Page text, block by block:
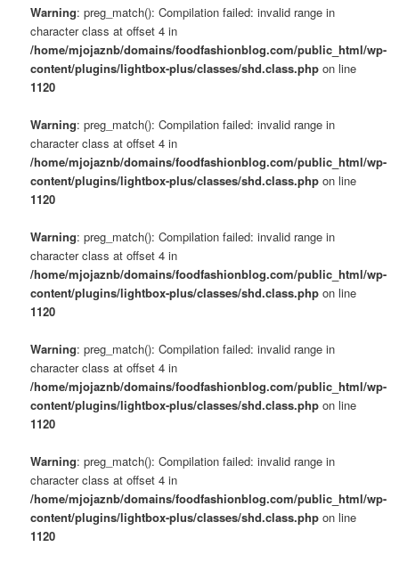
Warning: preg_match(): Compilation failed: invalid range in
character class at offset 4 in
/home/mjojaznb/domains/foodfashionblog.com/public_html/wp-
content/plugins/lightbox-plus/classes/shd.class.php on line
1120
Warning: preg_match(): Compilation failed: invalid range in
character class at offset 4 in
/home/mjojaznb/domains/foodfashionblog.com/public_html/wp-
content/plugins/lightbox-plus/classes/shd.class.php on line
1120
Warning: preg_match(): Compilation failed: invalid range in
character class at offset 4 in
/home/mjojaznb/domains/foodfashionblog.com/public_html/wp-
content/plugins/lightbox-plus/classes/shd.class.php on line
1120
Warning: preg_match(): Compilation failed: invalid range in
character class at offset 4 in
/home/mjojaznb/domains/foodfashionblog.com/public_html/wp-
content/plugins/lightbox-plus/classes/shd.class.php on line
1120
Warning: preg_match(): Compilation failed: invalid range in
character class at offset 4 in
/home/mjojaznb/domains/foodfashionblog.com/public_html/wp-
content/plugins/lightbox-plus/classes/shd.class.php on line
1120